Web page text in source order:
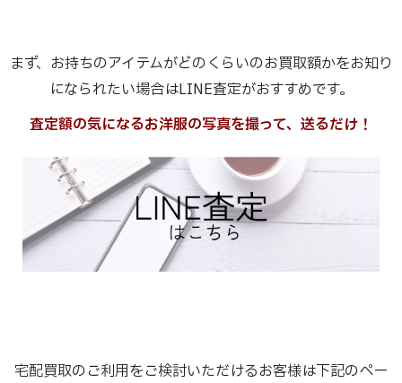
まず、お持ちのアイテムがどのくらいのお買取額かをお知り
になられたい場合はLINE査定がおすすめです。
査定額の気になるお洋服の写真を撮って、送るだけ！
宅配買取のご利用をご検討いただけるお客様は下記のペー